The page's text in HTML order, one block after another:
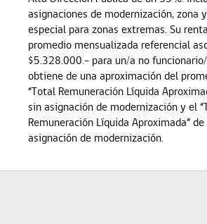
asignaciones de modernización, zona
especial para zonas extremas. Su
promedio mensualizada referencial
$5.328.000.- para un/a no
obtiene de una aproximación del
“Total Remuneración Líquida
sin asignación de modernización y el
Remuneración Líquida Aproximada”
asignación de modernización.